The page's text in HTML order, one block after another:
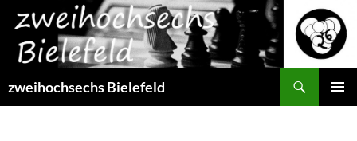
Inhalt
springen
zweihochsechs Bielefeld